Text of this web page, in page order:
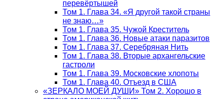
перевёртышей
Том 1. Глава 34. «Я другой такой страны
не знаю…»
Том 1. Глава 35. Чужой Креститель
Том 1. Глава 36. Новые атаки паразитов
Том 1. Глава 37. Серебряная Нить
Том 1. Глава 38. Вторые архангельские
гастроли
Том 1. Глава 39. Московские хлопоты
Том 1. Глава 40. Отъезд в США
«ЗЕРКАЛО МОЕЙ ДУШИ» Том 2. Хорошо в